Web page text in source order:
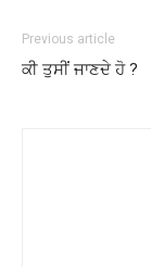
Previous article
ਕੀ ਤੁਸੀਂ ਜਾਣਦੇ ਹੋ ?